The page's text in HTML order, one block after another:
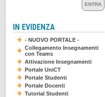
ENTRA
IN EVIDENZA
- NUOVO PORTALE -
Collegamento Insegnamenti
con Teams
Attivazione Insegnamenti
Portale UniCT
Portale Studenti
Portale Docenti
Tutorial Studenti